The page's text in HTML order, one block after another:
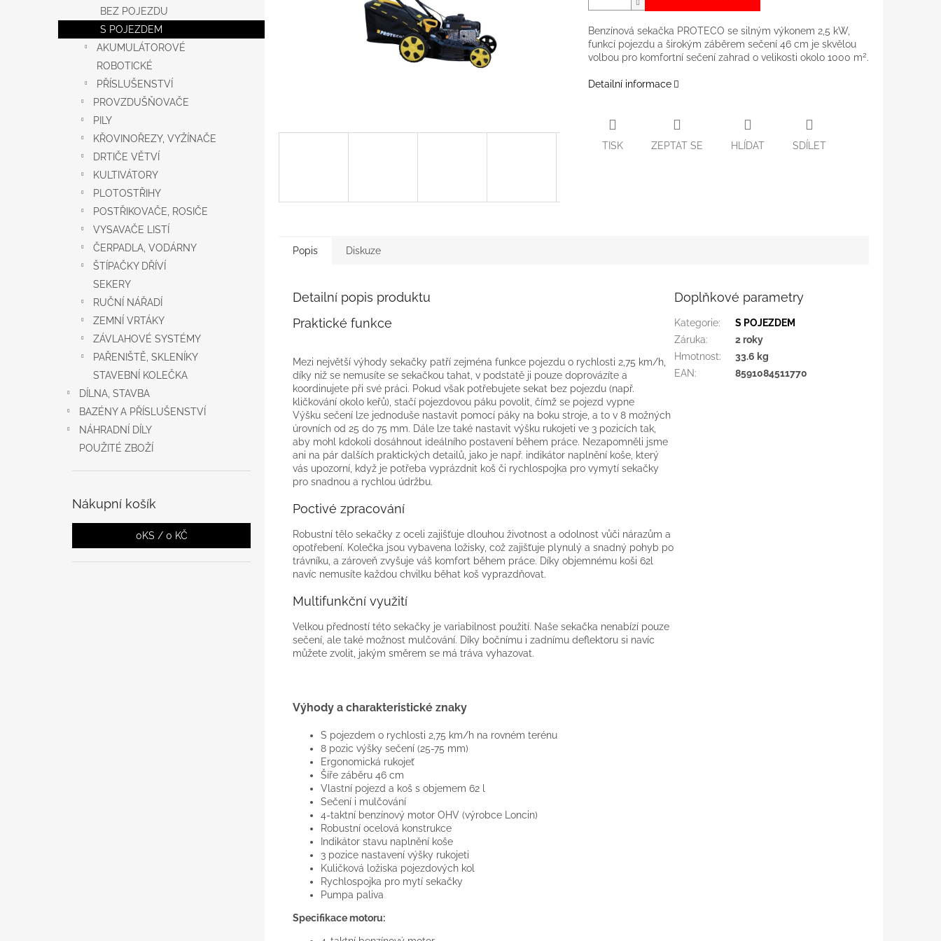
e
l
BEZ POJEZDU
S POJEZDEM
AKUMULÁTOROVÉ
ROBOTICKÉ
PŘÍSLUŠENSTVÍ
PROVZDUŠŇOVAČE
PILY
KŘOVINOŘEZY, VYŽÍNAČE
DRTIČE VĚTVÍ
KULTIVÁTORY
PLOTOSTŘIHY
POSTŘIKOVAČE, ROSIČE
VYSAVAČE LISTÍ
ČERPADLA, VODÁRNY
ŠTÍPAČKY DŘÍVÍ
SEKERY
RUČNÍ NÁŘADÍ
ZEMNÍ VRTÁKY
ZÁVLAHOVÉ SYSTÉMY
PAŘENIŠTĚ, SKLENÍKY
STAVEBNÍ KOLEČKA
DÍLNA, STAVBA
BAZÉNY A PŘÍSLUŠENSTVÍ
NÁHRADNÍ DÍLY
POUŽITÉ ZBOŽÍ
Nákupní košík
0KS / 0 KČ
Benzínová sekačka PROTECO se silným výkonem 2,5 kW,
funkcí pojezdu a širokým záběrem sečení 46 cm je skvělou
volbou pro komfortní sečení zahrad o velikosti okolo 1000 m2.
Detailní informace
TISK ZEPTAT SE HLÍDAT SDÍLET
Popis Diskuze
Detailní popis produktu
Praktické funkce
Mezi největší výhody sekačky patří zejména funkce pojezdu o rychlosti 2,75 km/h,
díky niž se nemusíte se sekačkou tahat, v podstatě ji pouze doprovázíte a
koordinujete při své práci. Pokud však potřebujete sekat bez pojezdu (např.
kličkování okolo keřů), stačí pojezdovou páku povolit, čímž se pojezd vypne
Výšku sečení lze jednoduše nastavit pomocí páky na boku stroje, a to v 8 možných
úrovních od 25 do 75 mm. Dále lze také nastavit výšku rukojeti ve 3 pozicích tak,
aby mohl kdokoli dosáhnout ideálního postavení během práce. Nezapomněli jsme
ani na pár dalších praktických detailů, jako je např. indikátor naplnění koše, který
vás upozorní, když je potřeba vyprázdnit koš či rychlospojka pro vymytí sekačky
pro snadnou a rychlou údržbu.
Poctivé zpracování
Robustní tělo sekačky z oceli zajišťuje dlouhou životnost a odolnost vůči nárazům a
opotřebení. Kolečka jsou vybavena ložisky, což zajišťuje plynulý a snadný pohyb po
trávníku, a zároveň zvyšuje váš komfort během práce. Díky objemnému koši 62l
navíc nemusíte každou chvilku běhat koš vyprazdňovat.
Multifunkční využití
Velkou předností této sekačky je variabilnost použití. Naše sekačka nenabízí pouze
sečení, ale také možnost mulčování. Díky bočnímu i zadnímu deflektoru si navíc
můžete zvolit, jakým směrem se má tráva vyhazovat.
Výhody a charakteristické znaky
S pojezdem o rychlosti 2,75 km/h na rovném terénu
8 pozic výšky sečení (25-75 mm)
Ergonomická rukojeť
Šíře záběru 46 cm
Vlastní pojezd a koš s objemem 62 l
Sečení i mulčování
4-taktní benzínový motor OHV (výrobce Loncin)
Robustní ocelová konstrukce
Indikátor stavu naplnění koše
3 pozice nastavení výšky rukojeti
Kuličková ložiska pojezdových kol
Rychlospojka pro mytí sekačky
Pumpa paliva
Specifikace motoru:
Doplňkové parametry
Kategorie:
S POJEZDEM
Záruka:
2 roky
Hmotnost:
33.6 kg
EAN: 8591084511770